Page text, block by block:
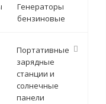
Генераторы
бензиновые
Портативные
зарядные
станции и
солнечные
панели